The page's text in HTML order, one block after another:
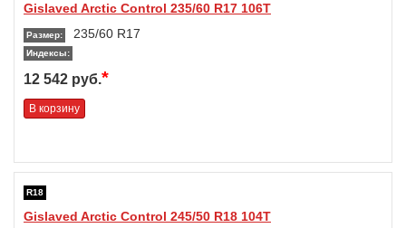
Gislaved Arctic Control 235/60 R17 106T
Размер: 235/60 R17
Индексы:
12 542 руб.*
В корзину
R18
Gislaved Arctic Control 245/50 R18 104T